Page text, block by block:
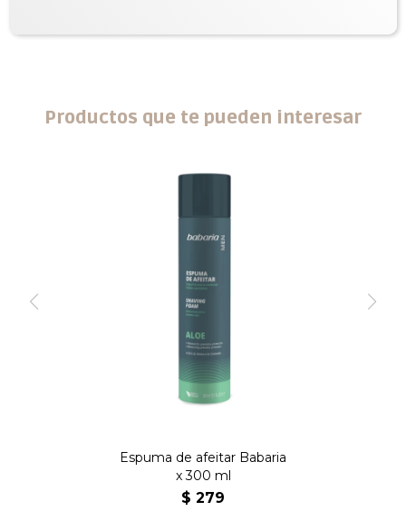
Productos que te pueden interesar
Espuma de afeitar Babaria
x 300 ml
$ 279